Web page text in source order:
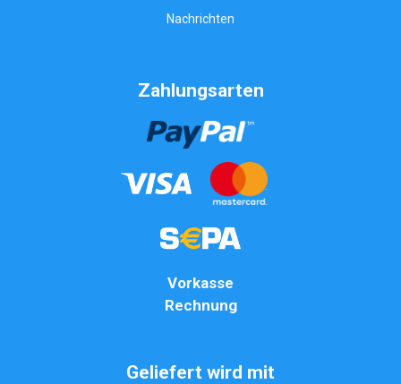
Nachrichten
Zahlungsarten
Vorkasse
Rechnung
Geliefert wird mit